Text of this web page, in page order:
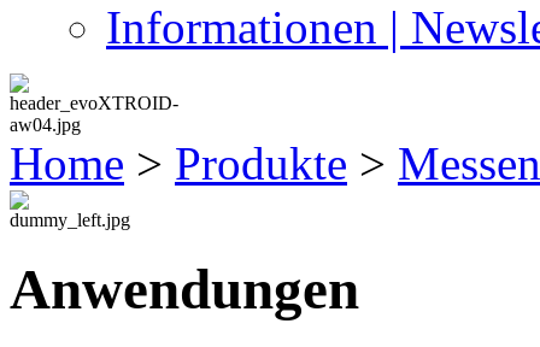
Informationen |
Home > Produkte >
Anwendungen